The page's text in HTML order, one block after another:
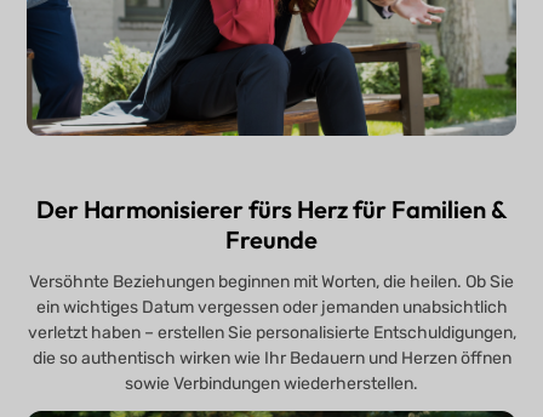
Der Harmonisierer fürs Herz für Familien &
Freunde
Versöhnte Beziehungen beginnen mit Worten, die heilen. Ob Sie
ein wichtiges Datum vergessen oder jemanden unabsichtlich
verletzt haben – erstellen Sie personalisierte Entschuldigungen,
die so authentisch wirken wie Ihr Bedauern und Herzen öffnen
sowie Verbindungen wiederherstellen.